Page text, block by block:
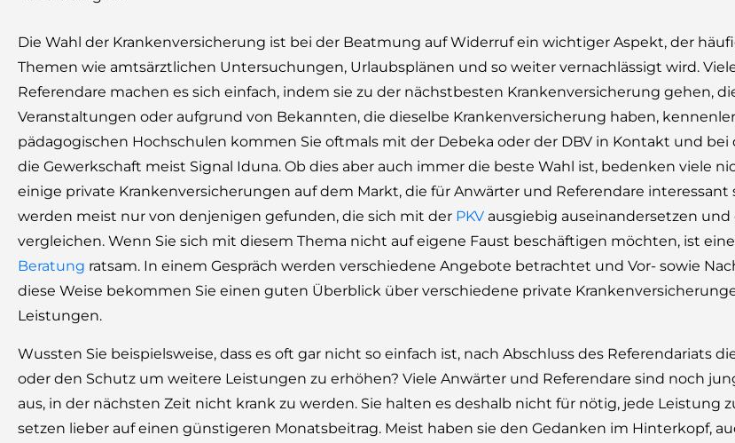
Die Wahl der Krankenversicherung ist bei der Beatmung auf Widerruf ein wichtiger Aspekt, der
Themen wie amtsärztlichen Untersuchungen, Urlaubsplänen und so weiter vernachlässigt wird.
Referendare machen es sich einfach, indem sie zu der nächstbesten Krankenversicherung gehen,
Veranstaltungen oder aufgrund von Bekannten, die dieselbe Krankenversicherung haben,
pädagogischen Hochschulen kommen Sie oftmals mit der Debeka oder der DBV in Kontakt und bei
die Gewerkschaft meist Signal Iduna. Ob dies aber auch immer die beste Wahl ist, bedenken viele
einige private Krankenversicherungen auf dem Markt, die für Anwärter und Referendare interessant
werden meist nur von denjenigen gefunden, die sich mit der PKV ausgiebig auseinandersetzen
vergleichen. Wenn Sie sich mit diesem Thema nicht auf eigene Faust beschäftigen möchten, ist
Beratung ratsam. In einem Gespräch werden verschiedene Angebote betrachtet und Vor- sowie
diese Weise bekommen Sie einen guten Überblick über verschiedene private
Leistungen.
Wussten Sie beispielsweise, dass es oft gar nicht so einfach ist, nach Abschluss des Referendariats
oder den Schutz um weitere Leistungen zu erhöhen? Viele Anwärter und Referendare sind noch
aus, in der nächsten Zeit nicht krank zu werden. Sie halten es deshalb nicht für nötig, jede Leistung
setzen lieber auf einen günstigeren Monatsbeitrag. Meist haben sie den Gedanken im Hinterkopf,